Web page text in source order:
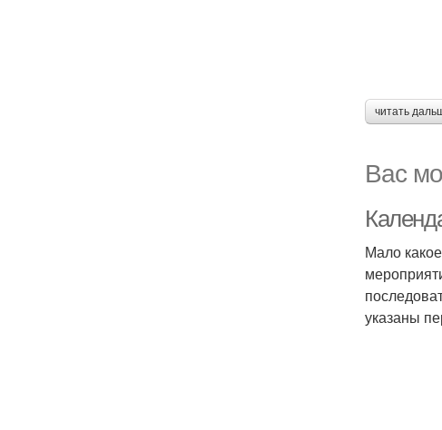
читать
Вас
Мало
указаны